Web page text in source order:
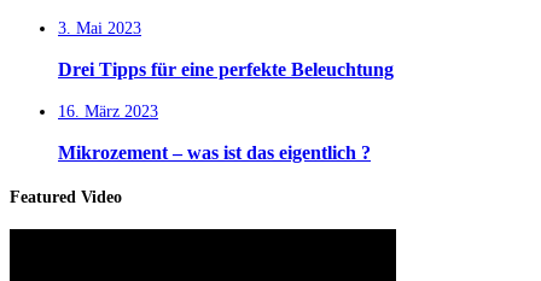
3. Mai 2023
Drei Tipps für eine perfekte Beleuchtung
16. März 2023
Mikrozement – was ist das eigentlich ?
Featured Video